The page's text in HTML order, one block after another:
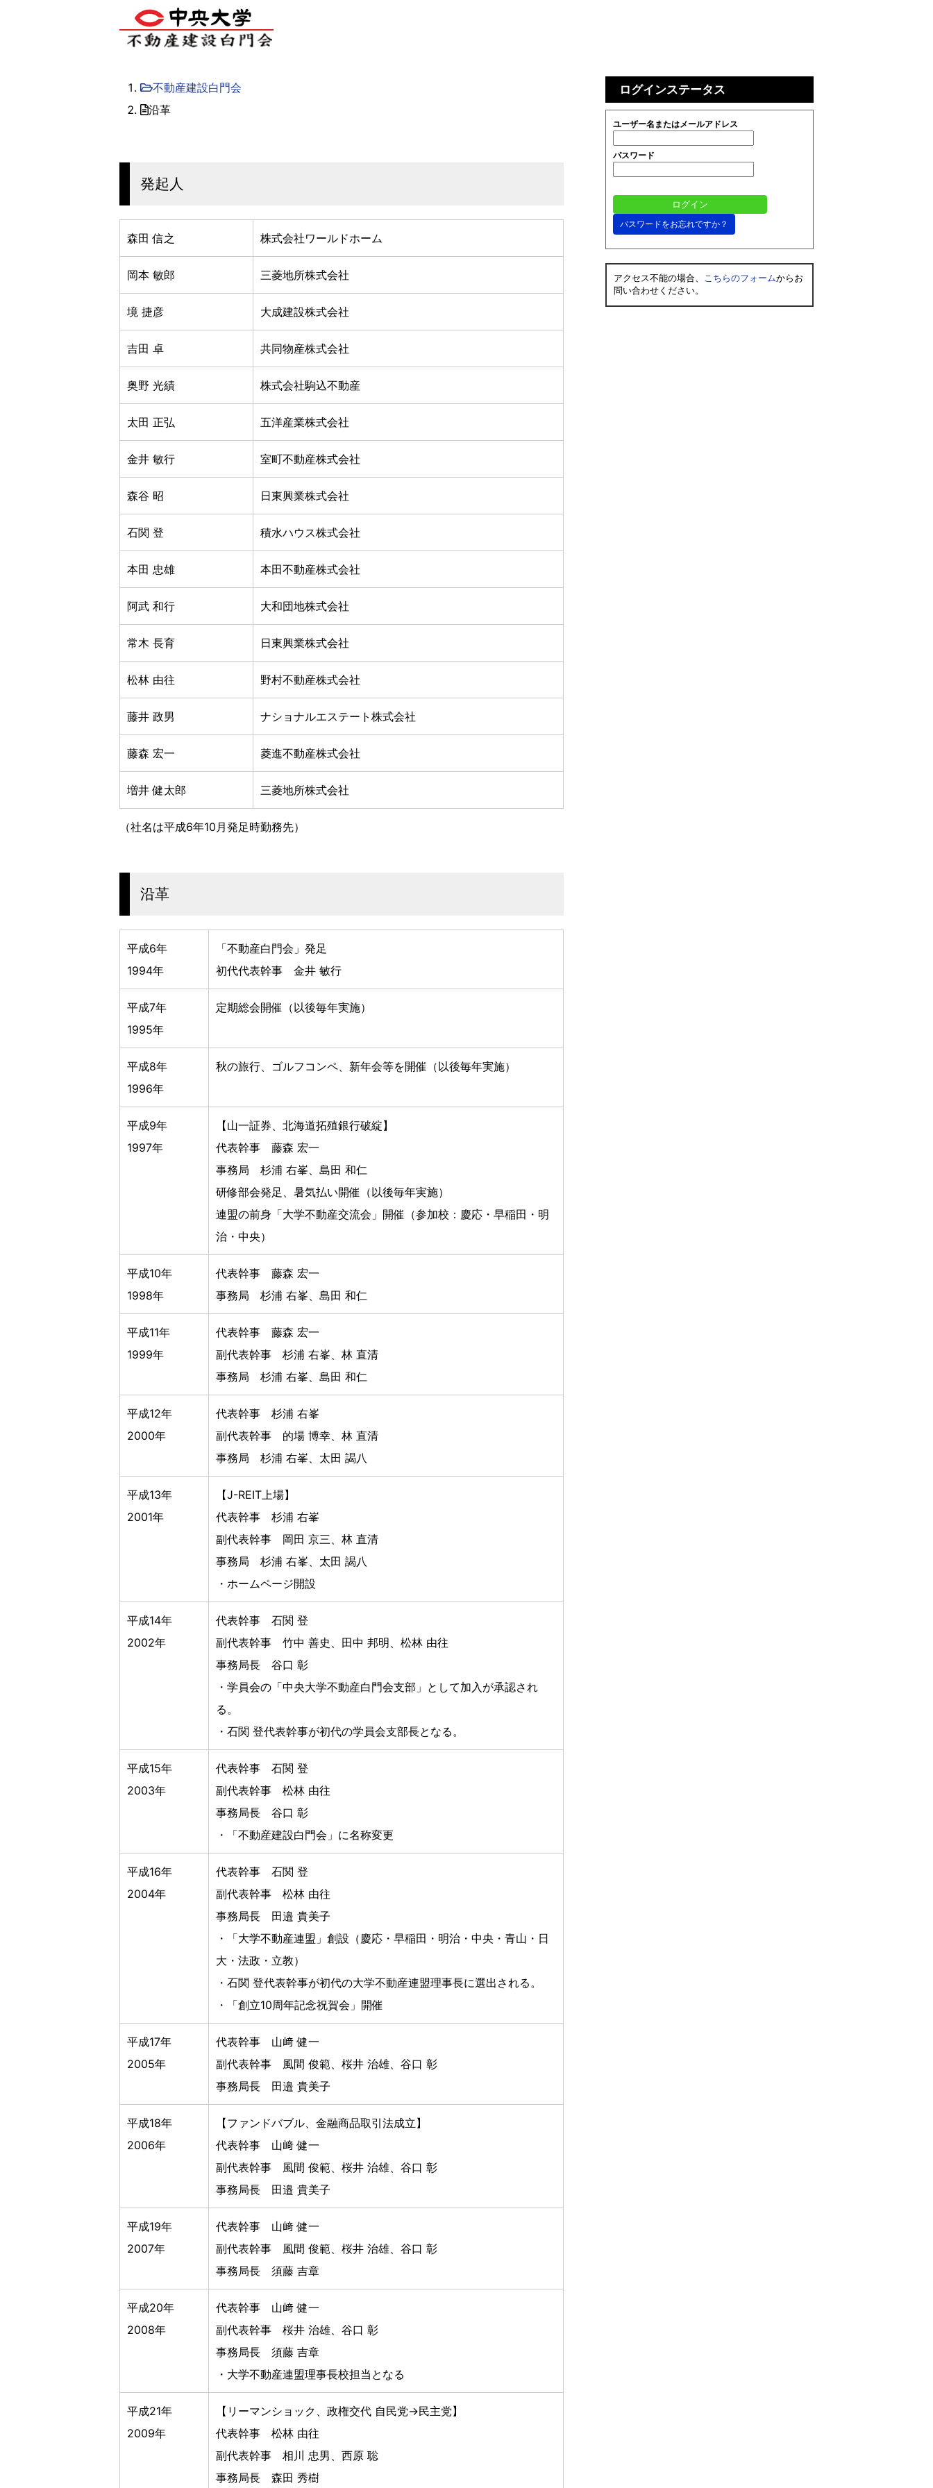
不動産建設白門会
沿革
発起人
森田 信之 株式会社ワールドホーム
岡本 敏郎 三菱地所株式会社
境 捷彦 大成建設株式会社
吉田 卓 共同物産株式会社
奥野 光績 株式会社駒込不動産
太田 正弘 五洋産業株式会社
金井 敏行 室町不動産株式会社
森谷 昭 日東興業株式会社
石関 登 積水ハウス株式会社
本田 忠雄 本田不動産株式会社
阿武 和行 大和団地株式会社
常木 長育 日東興業株式会社
松林 由往 野村不動産株式会社
藤井 政男 ナショナルエステート株式会社
藤森 宏一 菱進不動産株式会社
増井 健太郎 三菱地所株式会社
（社名は平成6年10月発足時勤務先）
沿革
平成6年
1994年
「不動産白門会」発足
初代代表幹事 金井 敏行
平成7年
1995年
定期総会開催（以後毎年実施）
平成8年
1996年
秋の旅行、ゴルフコンペ、新年会等を開催（以後毎年実施）
平成9年
1997年
【山一証券、北海道拓殖銀行破綻】
代表幹事 藤森 宏一
事務局 杉浦 右峯、島田 和仁
研修部会発足、暑気払い開催（以後毎年実施）
連盟の前身「大学不動産交流会」開催（参加校：慶応・早稲田・明
治・中央）
平成10年
1998年
代表幹事 藤森 宏一
事務局 杉浦 右峯、島田 和仁
平成11年
1999年
代表幹事 藤森 宏一
副代表幹事 杉浦 右峯、林 直清
事務局 杉浦 右峯、島田 和仁
平成12年
2000年
代表幹事 杉浦 右峯
副代表幹事 的場 博幸、林 直清
事務局 杉浦 右峯、太田 謁八
平成13年
2001年
【J-REIT上場】
代表幹事 杉浦 右峯
副代表幹事 岡田 京三、林 直清
事務局 杉浦 右峯、太田 謁八
・ホームページ開設
平成14年
2002年
代表幹事 石関 登
副代表幹事 竹中 善史、田中 邦明、松林 由往
事務局長 谷口 彰
・学員会の「中央大学不動産白門会支部」として加入が承認され
る。
・石関 登代表幹事が初代の学員会支部長となる。
平成15年
2003年
代表幹事 石関 登
副代表幹事 松林 由往
事務局長 谷口 彰
・「不動産建設白門会」に名称変更
平成16年
2004年
代表幹事 石関 登
副代表幹事 松林 由往
事務局長 田邉 貴美子
・「大学不動産連盟」創設（慶応・早稲田・明治・中央・青山・日
大・法政・立教）
・石関 登代表幹事が初代の大学不動産連盟理事長に選出される。
・「創立10周年記念祝賀会」開催
平成17年
2005年
代表幹事 山﨑 健一
副代表幹事 風間 俊範、桜井 治雄、谷口 彰
事務局長 田邉 貴美子
平成18年
2006年
【ファンドバブル、金融商品取引法成立】
代表幹事 山﨑 健一
副代表幹事 風間 俊範、桜井 治雄、谷口 彰
事務局長 田邉 貴美子
平成19年
2007年
代表幹事 山﨑 健一
副代表幹事 風間 俊範、桜井 治雄、谷口 彰
事務局長 須藤 吉章
平成20年
2008年
代表幹事 山﨑 健一
副代表幹事 桜井 治雄、谷口 彰
事務局長 須藤 吉章
・大学不動産連盟理事長校担当となる
平成21年
2009年
【リーマンショック、政権交代 自民党→民主党】
代表幹事 松林 由往
副代表幹事 相川 忠男、西原 聡
事務局長 森田 秀樹
ログインステータス
ユーザー名またはメールアドレス
パスワード
パスワードをお忘れですか？
アクセス不能の場合、 こちらのフォームからお
問い合わせください。